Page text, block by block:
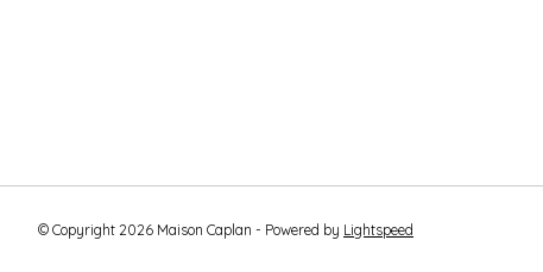
© Copyright 2026 Maison Caplan - Powered by Lightspeed